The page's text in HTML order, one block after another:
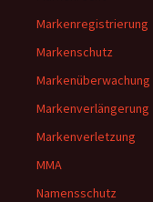
Markenregistrierung
Markenschutz
Markenüberwachung
Markenverlängerung
Markenverletzung
MMA
Namensschutz